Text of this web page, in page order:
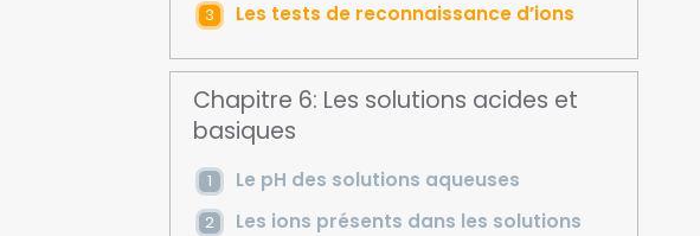
Les tests de reconnaissance d’ions
Chapitre 6: Les solutions acides et
basiques
Le pH des solutions aqueuses
Les ions présents dans les solutions